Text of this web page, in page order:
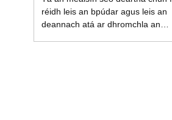
réidh leis an bpúdar agus leis an
deannach atá ar dhromchla an